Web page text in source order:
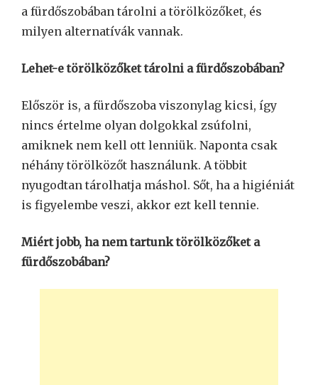
a fürdőszobában tárolni a törölközőket, és
milyen alternatívák vannak.
Lehet-e törölközőket tárolni a fürdőszobában?
Először is, a fürdőszoba viszonylag kicsi, így
nincs értelme olyan dolgokkal zsúfolni,
amiknek nem kell ott lenniük. Naponta csak
néhány törölközőt használunk. A többit
nyugodtan tárolhatja máshol. Sőt, ha a higiéniát
is figyelembe veszi, akkor ezt kell tennie.
Miért jobb, ha nem tartunk törölközőket a
fürdőszobában?